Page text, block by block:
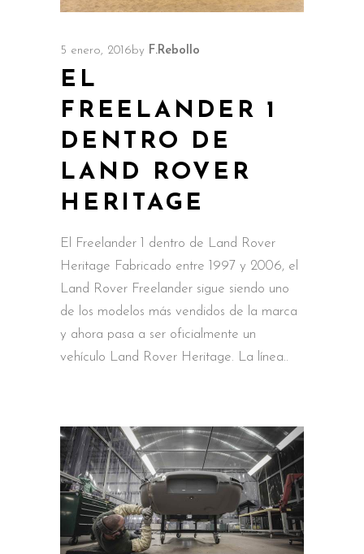
5 enero, 2016by F.Rebollo
EL
FREELANDER 1
DENTRO DE
LAND ROVER
HERITAGE
El Freelander 1 dentro de Land Rover
Heritage Fabricado entre 1997 y 2006, el
Land Rover Freelander sigue siendo uno
de los modelos más vendidos de la marca
y ahora pasa a ser oficialmente un
vehículo Land Rover Heritage. La línea